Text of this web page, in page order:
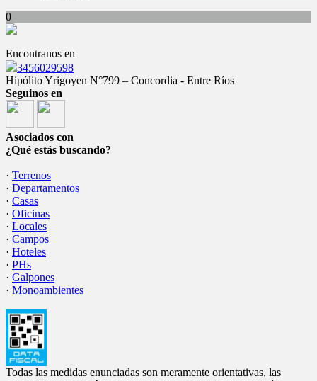
0
Encontranos en
3456029598
Hipólito Yrigoyen N°799 – Concordia - Entre Ríos
Seguinos en
Asociados con
¿Qué estás buscando?
· Terrenos
· Departamentos
· Casas
· Oficinas
· Locales
· Campos
· Hoteles
· PHs
· Galpones
· Monoambientes
Todas las medidas enunciadas son meramente orientativas, las